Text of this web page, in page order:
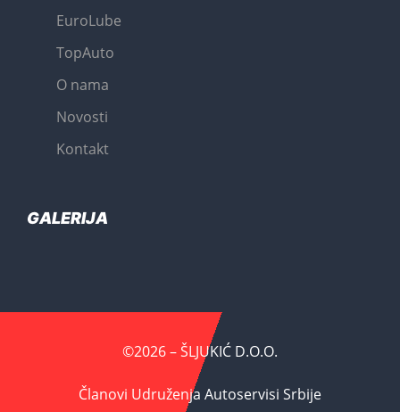
EuroLube
TopAuto
O nama
Novosti
Kontakt
GALERIJA
©2026 – ŠLJUKIĆ D.O.O.
Članovi Udruženja Autoservisi Srbije